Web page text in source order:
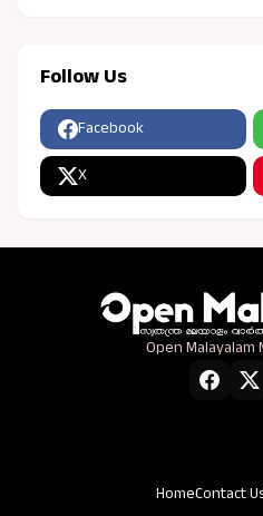
Follow Us
Facebook
X
Open Malayalam
HomeContact